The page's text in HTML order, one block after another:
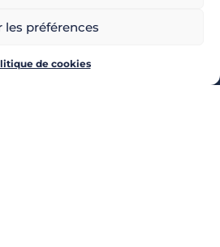
les préférences
de cookies
MULTI-ENSEIGNES
CULTURE